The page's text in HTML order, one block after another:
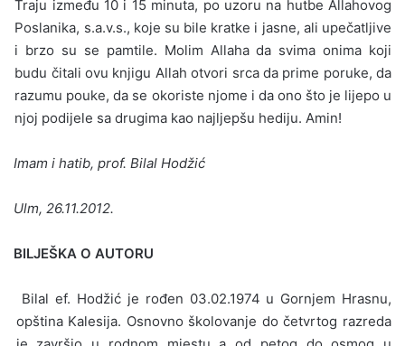
Tra­ju između 10 i 15 minuta, po uzoru na hutbe Allahovog
Poslanika, s.a.v.s., koje su bile kratke i jasne, ali upečatljive
i brzo su se pam­tile. Molim Allaha da svima onima koji
budu čitali ovu knjigu Allah otvori srca da prime poruke, da
razumu pouke, da se okoriste njo­me i da ono što je lijepo u
njoj podijele sa drugima kao najljepšu hediju. Amin!
Imam i hatib, prof. Bilal Hodžić
Ulm, 26.11.2012.
BILJEŠKA O AUTORU
Bilal ef. Hodžić je rođen 03.02.1974 u Gornjem Hrasnu,
opština Kalesija. Osnovno školovanje do četvrtog razreda